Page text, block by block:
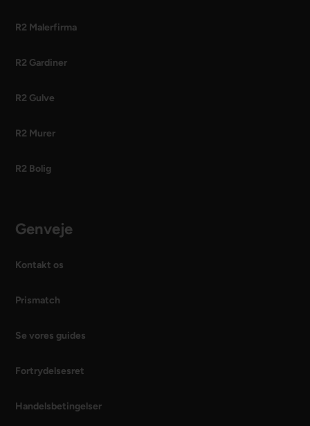
R2 Malerfirma
R2 Gardiner
R2 Gulve
R2 Murer
R2 Bolig
Genveje
Kontakt os
Prismatch
Se vores guides
Fortrydelsesret
Handelsbetingelser